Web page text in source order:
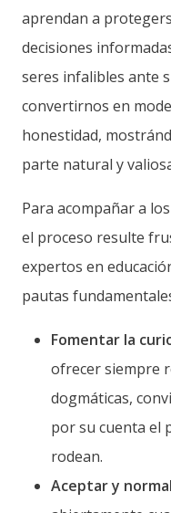
aprendan a
decisiones
seres infalibles ante
convertirnos en
honestidad,
parte natural y
Para acompañar a
el proceso resulte
expertos en
pautas
Fomentar la
ofrecer siempre
dogmáticas,
por su cuenta el
rodean.
Aceptar y